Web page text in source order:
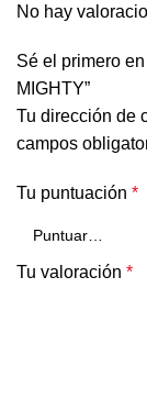
No hay
Sé el primero
MIGHTY”
Tu dirección de
campos
Tu puntuación *
Tu valoración *